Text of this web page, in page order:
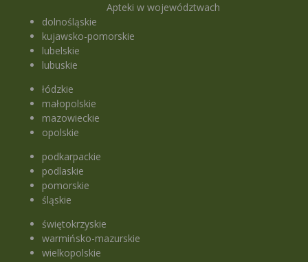
Apteki w województwach
dolnośląskie
kujawsko-pomorskie
lubelskie
lubuskie
łódzkie
małopolskie
mazowieckie
opolskie
podkarpackie
podlaskie
pomorskie
śląskie
świętokrzyskie
warmińsko-mazurskie
wielkopolskie